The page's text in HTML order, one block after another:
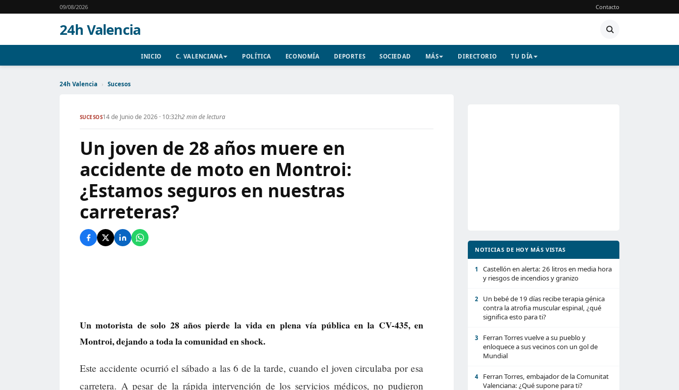
09/08/2026 Contacto
24h Valencia
INICIO C. VALENCIANA POLÍTICA ECONOMÍA DEPORTES SOCIEDAD MÁS DIRECTORIO TU DÍA
24h Valencia › Sucesos
SUCESOS14 de Junio de 2026 · 10:32h2 min de lectura
Un joven de 28 años muere en
accidente de moto en Montroi:
¿Estamos seguros en nuestras
carreteras?
Un motorista de solo 28 años pierde la vida en plena vía pública en la CV-435, en
Montroi, dejando a toda la comunidad en shock.
Este accidente ocurrió el sábado a las 6 de la tarde, cuando el joven circulaba por esa
carretera. A pesar de la rápida intervención de los servicios médicos, no pudieron
NOTICIAS DE HOY MÁS VISTAS
1
Castellón en alerta: 26 litros en media hora
y riesgos de incendios y granizo
2
Un bebé de 19 días recibe terapia génica
contra la atrofia muscular espinal, ¿qué
significa esto para ti?
3
Ferran Torres vuelve a su pueblo y
enloquece a sus vecinos con un gol de
Mundial
4
Ferran Torres, embajador de la Comunitat
Valenciana: ¿Qué supone para ti?